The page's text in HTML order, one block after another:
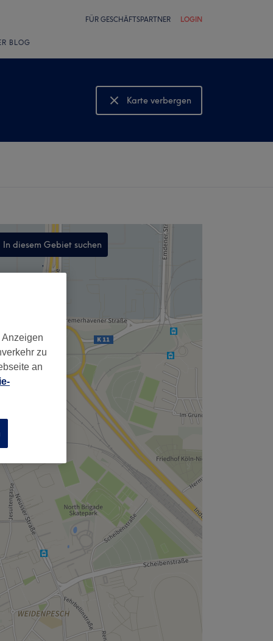
FÜR GESCHÄFTSPARTNER LOGIN
BLOG
Karte verbergen
Karte anzeigen
In diesem Gebiet suchen
,
zu
an